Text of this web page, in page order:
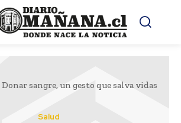
Donar sangre, un gesto que salva vidas
Salud